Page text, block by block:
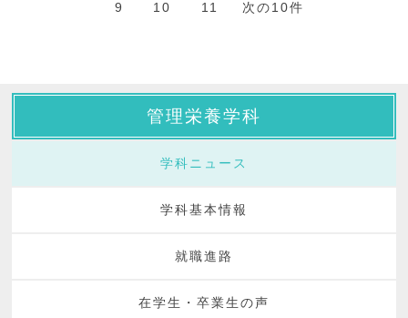
9
10 11 次の10件
管理栄養学科
学科ニュース
学科基本情報
就職進路
在学生・卒業生の声